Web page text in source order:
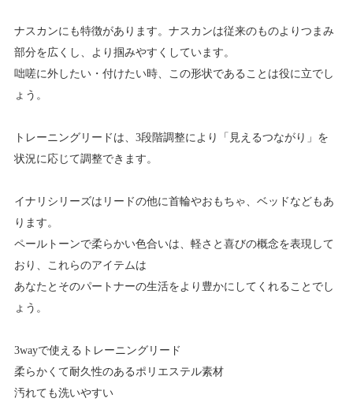
ナスカンにも特徴があります。ナスカンは従来のものよりつまみ
部分を広くし、より掴みやすくしています。
咄嗟に外したい・付けたい時、この形状であることは役に立でし
ょう。
トレーニングリードは、3段階調整により「見えるつながり」を
状況に応じて調整できます。
イナリシリーズはリードの他に首輪やおもちゃ、ベッドなどもあ
ります。
ペールトーンで柔らかい色合いは、軽さと喜びの概念を表現して
おり、これらのアイテムは
あなたとそのパートナーの生活をより豊かにしてくれることでし
ょう。
3wayで使えるトレーニングリード
柔らかくて耐久性のあるポリエステル素材
汚れても洗いやすい